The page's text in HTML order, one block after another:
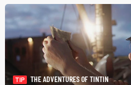
TIP
THE ADVENTURES OF TINTIN